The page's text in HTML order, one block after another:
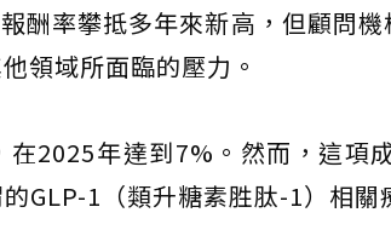
酬率攀抵多年來新高，但顧問
領域所面臨的壓力。
2025年達到7%。然而，這項
GLP-1（類升糖素胜肽-1）相關